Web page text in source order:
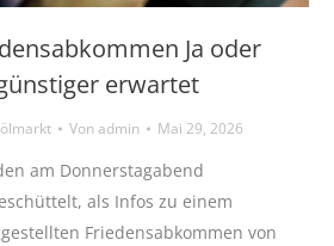
Ja oder
erwartet
Vonadmin Mai 29, 2026
am Donnerstagabend
als Infos zu einem
Friedensabkommen von